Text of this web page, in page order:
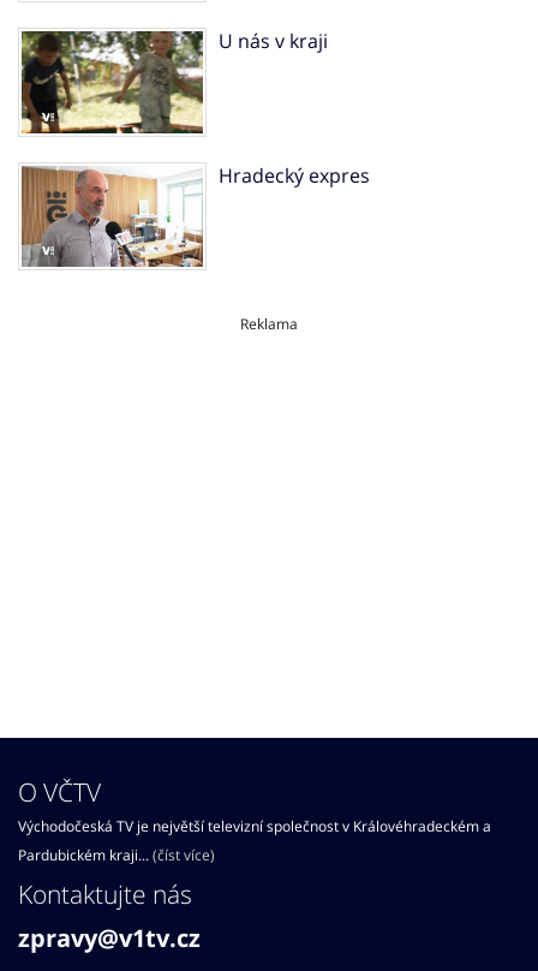
U nás v kraji
Hradecký expres
Reklama
O VČTV
Východočeská TV je největší televizní společnost v Královéhradeckém a
Pardubickém kraji...(číst více)
Kontaktujte nás
zpravy@v1tv.cz